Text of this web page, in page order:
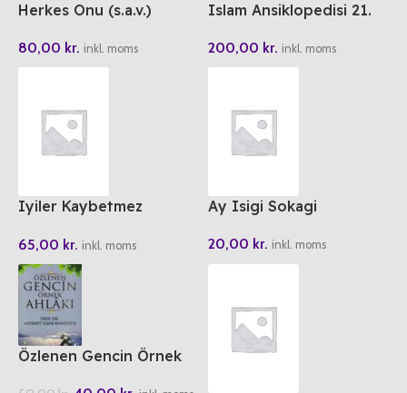
Herkes Onu (s.a.v.)
Peygamber Efendimizi
Anlatiyor
80,00 kr. inkl. moms
Islam Ansiklopedisi 21.
200,00 kr. inkl. moms
Iyiler Kaybetmez
65,00 kr. inkl. moms
Ay Isigi Sokagi
20,00 kr. inkl. moms
Özlenen Gencin Örnek